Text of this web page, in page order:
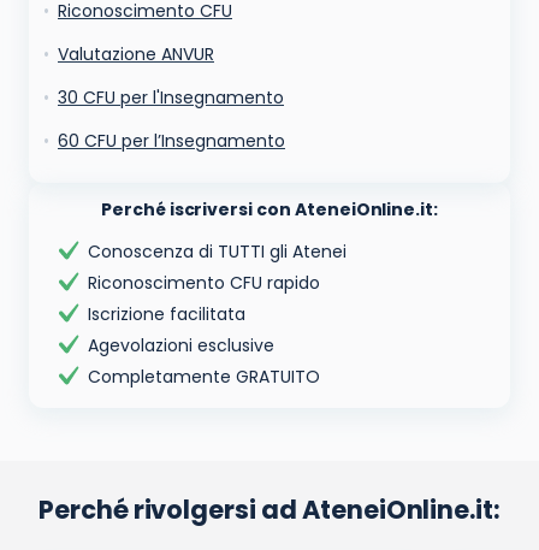
Riconoscimento CFU
Valutazione ANVUR
30 CFU per l'Insegnamento
60 CFU per l’Insegnamento
Perché iscriversi con AteneiOnline.it:
Conoscenza di TUTTI gli Atenei
Riconoscimento CFU rapido
Iscrizione facilitata
Agevolazioni esclusive
Completamente GRATUITO
Perché rivolgersi ad AteneiOnline.it: